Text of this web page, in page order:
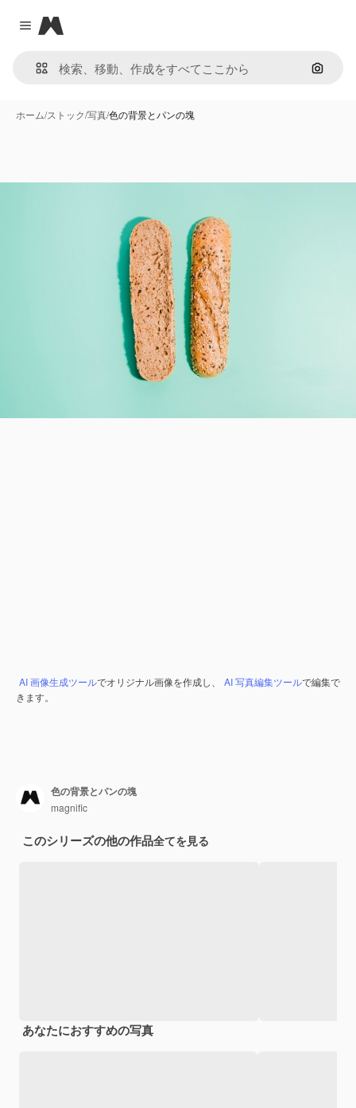
Close menu
Magnific
画像で
ホーム/ストック/写真/色の背景とパンの塊
AI 画像生成ツールでオリジナル画像を作成し、 AI 写真編集ツールで編集で
きます。
色の背景とパンの塊
magnific
このシリーズの他の作品全てを見る
あなたにおすすめの写真